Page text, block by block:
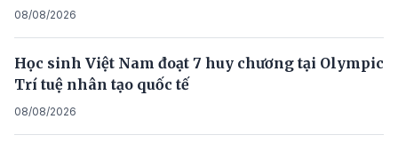
08/08/2026
Học sinh Việt Nam đoạt 7 huy chương tại Olympic
Trí tuệ nhân tạo quốc tế
08/08/2026